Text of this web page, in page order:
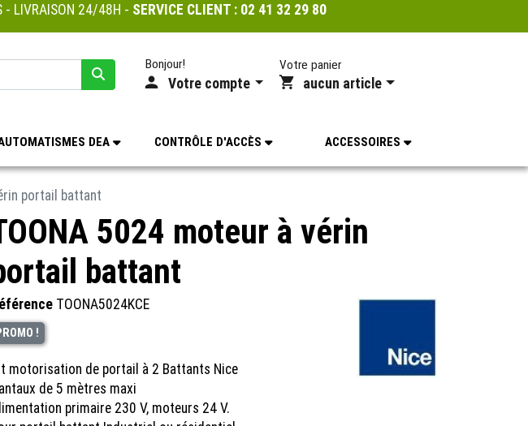
- LIVRAISON 24/48H - SERVICE CLIENT : 02 41 32 29 80
Bonjour!
Votre compte
Votre panier
aucun article
DEA CONTRÔLE D'ACCÈS ACCESSOIRES
portail battant
5024 moteur à vérin
battant
TOONA5024KCE
!
motorisation de portail à 2 Battants Nice
de 5 mètres maxi
primaire 230 V, moteurs 24 V.